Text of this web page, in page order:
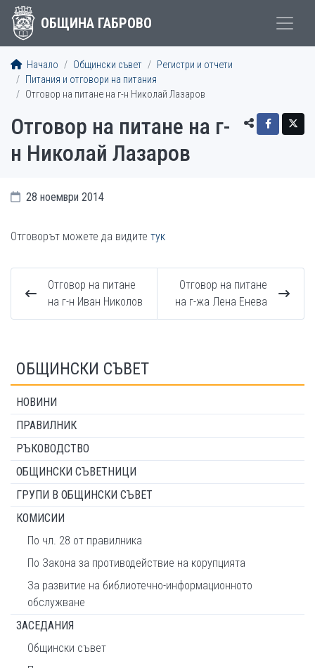
ОБЩИНА ГАБРОВО
Начало Общински съвет
Регистри и отчети
Питания и отговори на питания
Отговор на питане на г-н Николай Лазаров
Отговор на питане на г-
н Николай Лазаров
28 ноември 2014
Отговорът можете да видите тук
Отговор на питане
на г-н Иван Николов
Отговор на питане
на г-жа Лена Енева
ОБЩИНСКИ СЪВЕТ
НОВИНИ
ПРАВИЛНИК
РЪКОВОДСТВО
ОБЩИНСКИ СЪВЕТНИЦИ
ГРУПИ В ОБЩИНСКИ СЪВЕТ
КОМИСИИ
По чл. 28 от правилника
По Закона за противодействие на корупцията
За развитие на библиотечно-информационното
обслужване
ЗАСЕДАНИЯ
Общински съвет